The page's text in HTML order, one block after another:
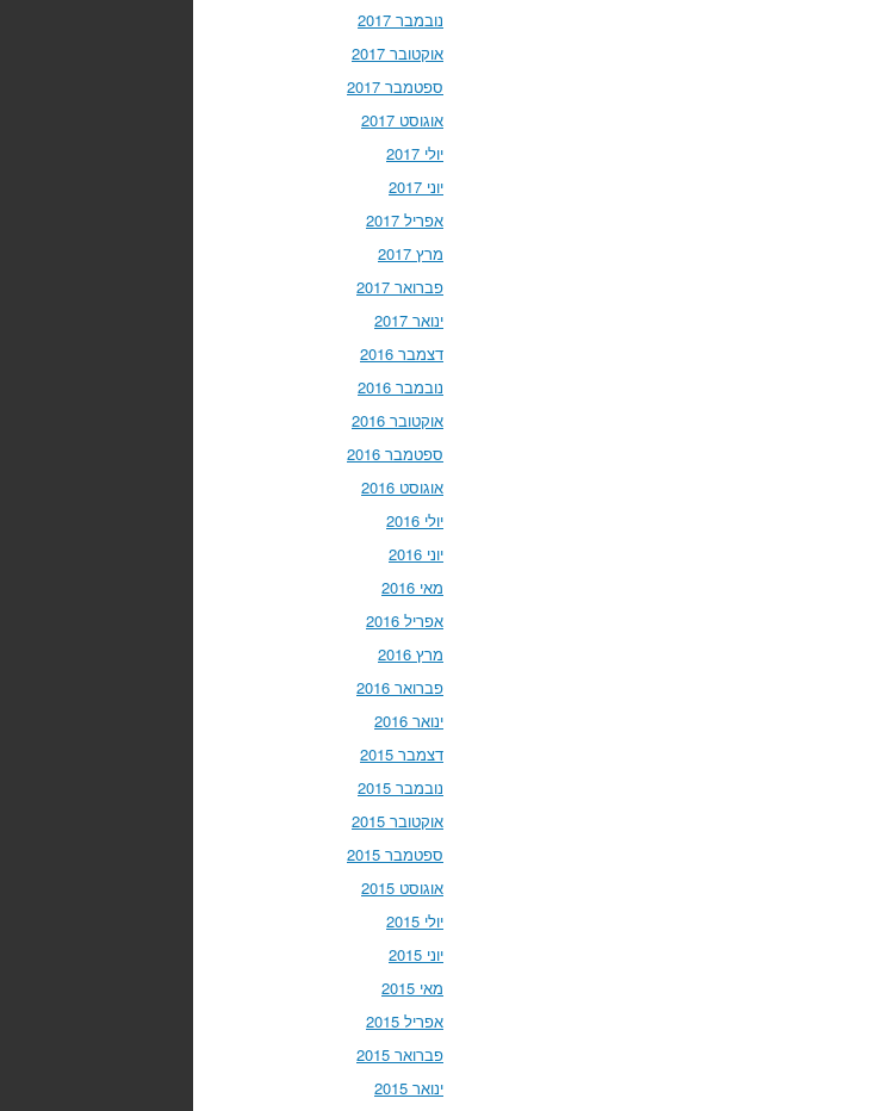
נובמבר 2017
אוקטובר 2017
ספטמבר 2017
אוגוסט 2017
יולי 2017
יוני 2017
אפריל 2017
מרץ 2017
פברואר 2017
ינואר 2017
דצמבר 2016
נובמבר 2016
אוקטובר 2016
ספטמבר 2016
אוגוסט 2016
יולי 2016
יוני 2016
מאי 2016
אפריל 2016
מרץ 2016
פברואר 2016
ינואר 2016
דצמבר 2015
נובמבר 2015
אוקטובר 2015
ספטמבר 2015
אוגוסט 2015
יולי 2015
יוני 2015
מאי 2015
אפריל 2015
פברואר 2015
ינואר 2015